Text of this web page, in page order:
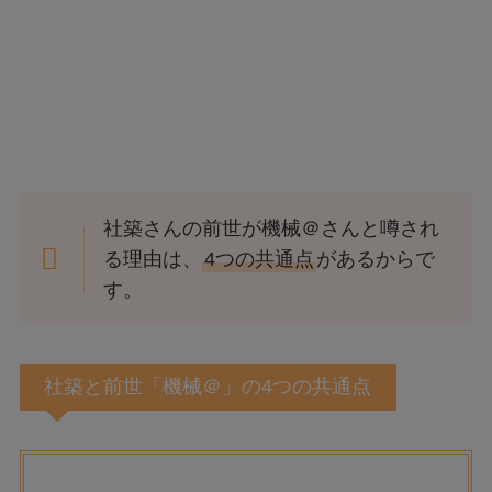
社築さんの前世が機械＠さんと噂され
る理由は、4つの共通点があるからで
す。
社築と前世「機械＠」の4つの共通点